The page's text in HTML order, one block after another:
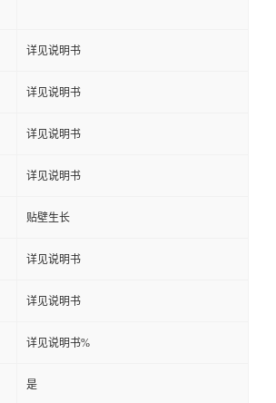
详见说明书
详见说明书
详见说明书
详见说明书
贴壁生长
详见说明书
详见说明书
详见说明书%
是